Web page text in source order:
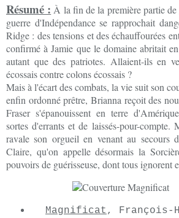
Résumé : À la fin de la première partie de
guerre d'Indépendance se rapprochait
Ridge : des tensions et des échauffourées
confirmé à Jamie que le domaine abritait
autant que des patriotes. Allaient-ils en
écossais contre colons écossais ?
Mais à l'écart des combats, la vie suit son
enfin ordonné prêtre, Brianna reçoit des
Fraser s'épanouissent en terre
sortes d'errants et de laissés-pour-compte.
ravale son orgueil en venant au secours
Claire, qu'on appelle désormais la
pouvoirs de guérisseuse, dont tous ignorent
Magnificat , François-